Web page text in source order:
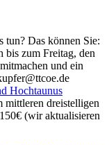
tun? Das können Sie:
bis zum Freitag, den
und ein
Hochtaunus
mittleren dreistelligen
(wir aktualisieren